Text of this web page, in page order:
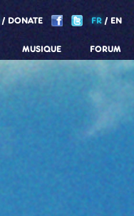
DONATE FR EN
MUSIQUE FORUM